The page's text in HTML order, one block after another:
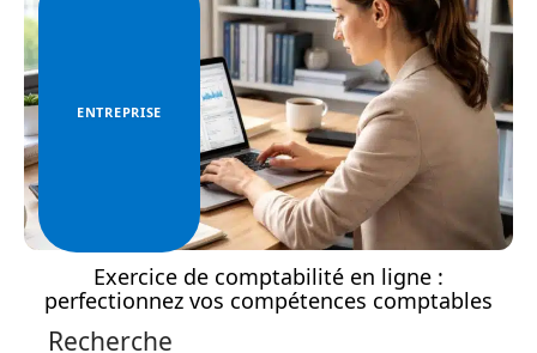
ENTREPRISE
Exercice de comptabilité en ligne :
perfectionnez vos compétences comptables
Recherche